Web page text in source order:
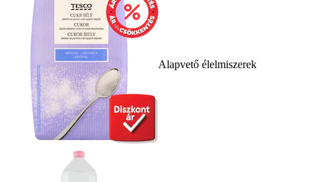
Alapvető élelmiszerek